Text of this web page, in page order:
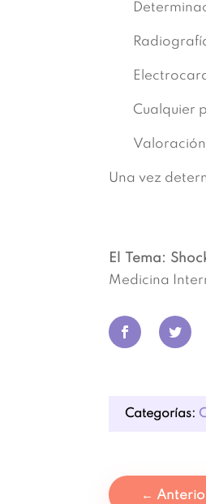
Cualquier
Una vez
El Tema:
Medicina
Categorías:
←